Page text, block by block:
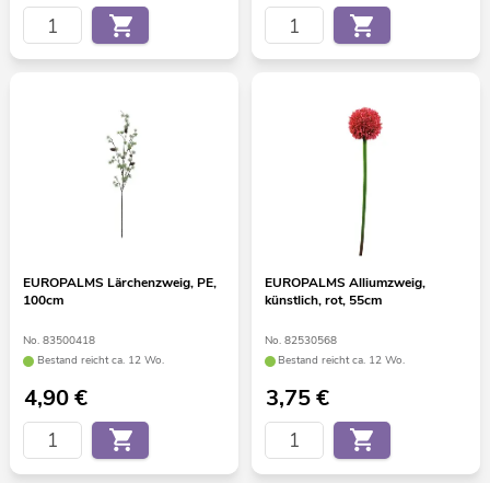
EUROPALMS Lärchenzweig, PE,
100cm
No. 83500418
Bestand reicht ca. 12 Wo.
4,90€
EUROPALMS Alliumzweig,
künstlich, rot, 55cm
No. 82530568
Bestand reicht ca. 12 Wo.
3,75€